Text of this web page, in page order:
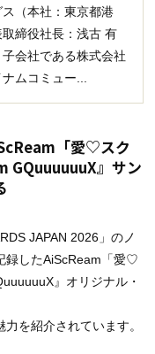
（本社：東京都港
取締役社長：浅古 有
会社である株式会社
ムコミュー...
「愛♡スク
GQuuuuuuX』サン
JAPAN 2026」のノ
録したAiScReam「愛♡
』オリジナル・
を紹介されています。